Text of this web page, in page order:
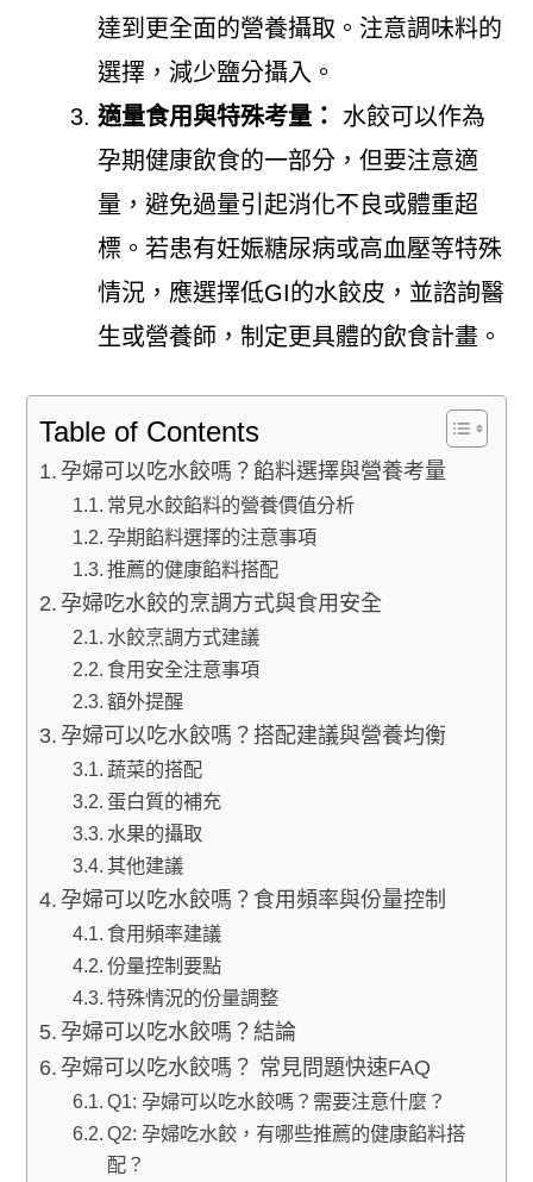
達到更全面的營養攝取。注意調味料的
選擇，減少鹽分攝入。
適量食用與特殊考量：
水餃可以作為
孕期健康飲食的一部分，但要注意適
量，避免過量引起消化不良或體重超
標。若患有妊娠糖尿病或高血壓等特殊
情況，應選擇低GI的水餃皮，並諮詢醫
生或營養師，制定更具體的飲食計畫。
Table of Contents
孕婦可以吃水餃嗎？餡料選擇與營養考量
常見水餃餡料的營養價值分析
孕期餡料選擇的注意事項
推薦的健康餡料搭配
孕婦吃水餃的烹調方式與食用安全
水餃烹調方式建議
食用安全注意事項
額外提醒
孕婦可以吃水餃嗎？搭配建議與營養均衡
蔬菜的搭配
蛋白質的補充
水果的攝取
其他建議
孕婦可以吃水餃嗎？食用頻率與份量控制
食用頻率建議
份量控制要點
特殊情況的份量調整
孕婦可以吃水餃嗎？結論
孕婦可以吃水餃嗎？ 常見問題快速FAQ
Q1: 孕婦可以吃水餃嗎？需要注意什麼？
Q2: 孕婦吃水餃，有哪些推薦的健康餡料搭
配？